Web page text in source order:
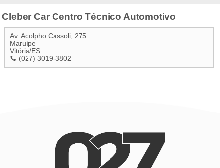
Cleber Car Centro Técnico Automotivo
Av. Adolpho Cassoli, 275
Maruípe
Vitória/ES
(027) 3019-3802